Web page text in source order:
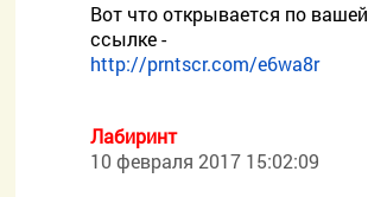
Вот что открывается по вашей
ссылке -
http://prntscr.com/e6wa8r
Лабиринт
10 февраля 2017 15:02:09